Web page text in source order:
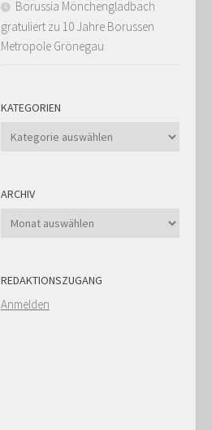
Borussia Mönchengladbach
gratuliert zu 10 Jahre Borussen
Metropole Grönegau
KATEGORIEN
Kategorien
ARCHIV
Archiv
REDAKTIONSZUGANG
Anmelden